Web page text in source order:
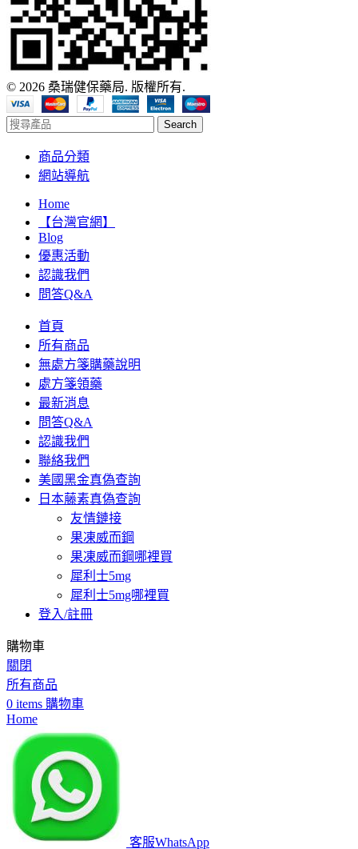
© 2026 桑瑞健保藥局. 版權所有.
Search
商品分類
網站導航
Home
【台灣官網】
Blog
優惠活動
認識我們
問答Q&A
首頁
所有商品
無處方箋購藥說明
處方箋領藥
最新消息
問答Q&A
認識我們
聯絡我們
美國黑金真偽查詢
日本藤素真偽查詢
友情鏈接
果凍威而鋼
果凍威而鋼哪裡買
犀利士5mg
犀利士5mg哪裡買
登入/註冊
購物車
關閉
所有商品
0 items 購物車
Home
客服WhatsApp